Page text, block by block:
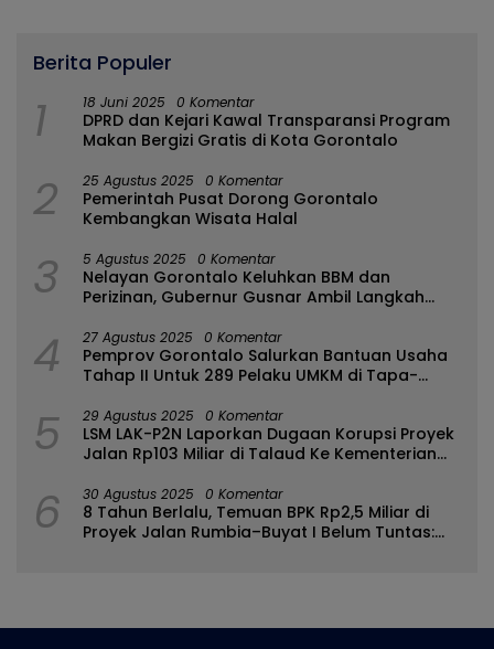
Berita Populer
1 18 Juni 2025 0 Komentar
DPRD dan Kejari Kawal Transparansi Program
Makan Bergizi Gratis di Kota Gorontalo
2 25 Agustus 2025 0 Komentar
Pemerintah Pusat Dorong Gorontalo
Kembangkan Wisata Halal
3 5 Agustus 2025 0 Komentar
Nelayan Gorontalo Keluhkan BBM dan
Perizinan, Gubernur Gusnar Ambil Langkah
4 27 Agustus 2025 0 Komentar
Pemprov Gorontalo Salurkan Bantuan Usaha
Tahap II Untuk 289 Pelaku UMKM di Tapa-
5 29 Agustus 2025 0 Komentar
LSM LAK-P2N Laporkan Dugaan Korupsi Proyek
Jalan Rp103 Miliar di Talaud Ke Kementerian
6 30 Agustus 2025 0 Komentar
8 Tahun Berlalu, Temuan BPK Rp2,5 Miliar di
Proyek Jalan Rumbia–Buyat I Belum Tuntas: